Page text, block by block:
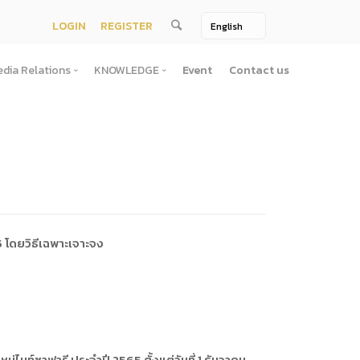
LOGIN REGISTER
ารณะ
Relations
Photo
KNOWLEDGE Event Contact us
ยวิธีเฉพาะเจาะจง